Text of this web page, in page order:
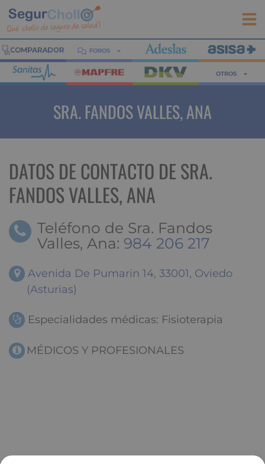
FOROS
OTROS
SRA. FANDOS VALLES, ANA
DATOS DE CONTACTO DE SRA.
FANDOS VALLES, ANA
Teléfono de Sra. Fandos
Valles, Ana: 984 206 217
Avenida De Pumarin 14, 33001, Oviedo
(Asturias)
Especialidades médicas: Fisioterapia
MÉDICOS Y PROFESIONALES